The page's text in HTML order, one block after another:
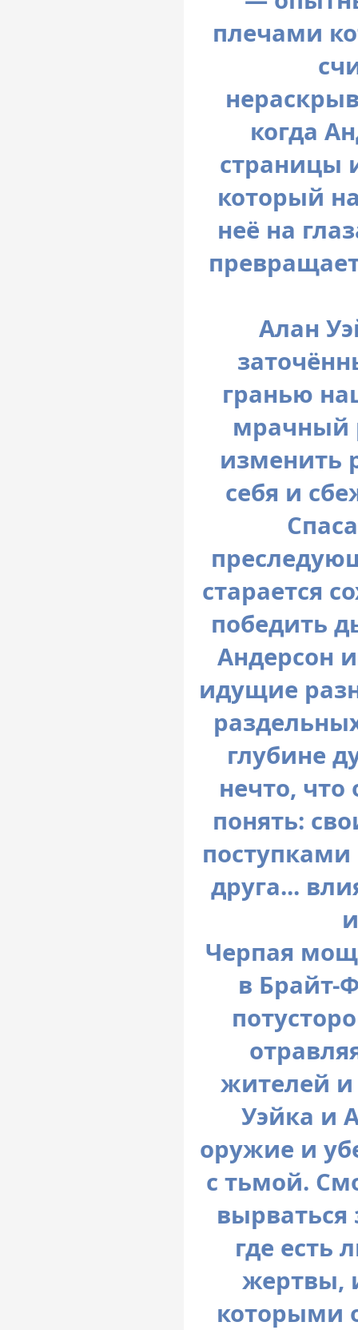
плечами
когда
страницы
который
неё на
Алан
гранью
мрачный
изменить
себя и
старается
победить
Андерсон
идущие
глубине
нечто,
понять:
друга...
Черпая
в Брайт-
жителей
Уэйка и
оружие и
с тьмой.
где есть
жертвы,
которыми